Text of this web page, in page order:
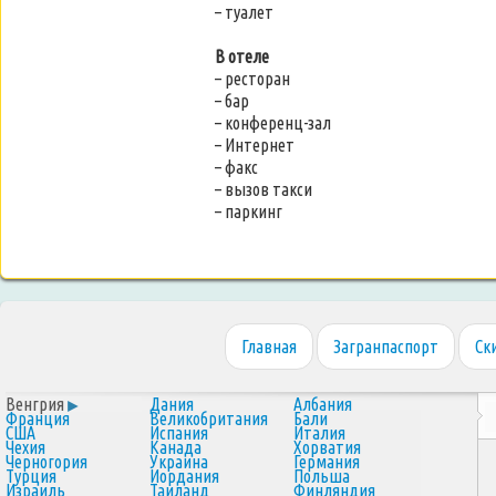
– туалет
В отеле
– ресторан
– бар
– конференц-зал
– Интернет
– факс
– вызов такси
– паркинг
Главная Загранпаспорт
Венгрия Дания Албания
Франция Великобритания Бали
США Испания Италия
Чехия Канада Хорватия
Черногория Украина Германия
Турция Иордания Польша
Израиль Таиланд Финляндия